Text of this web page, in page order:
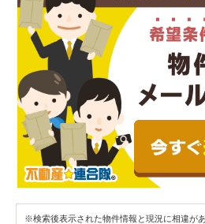
※検索後表示された物件情報と現況に相違が